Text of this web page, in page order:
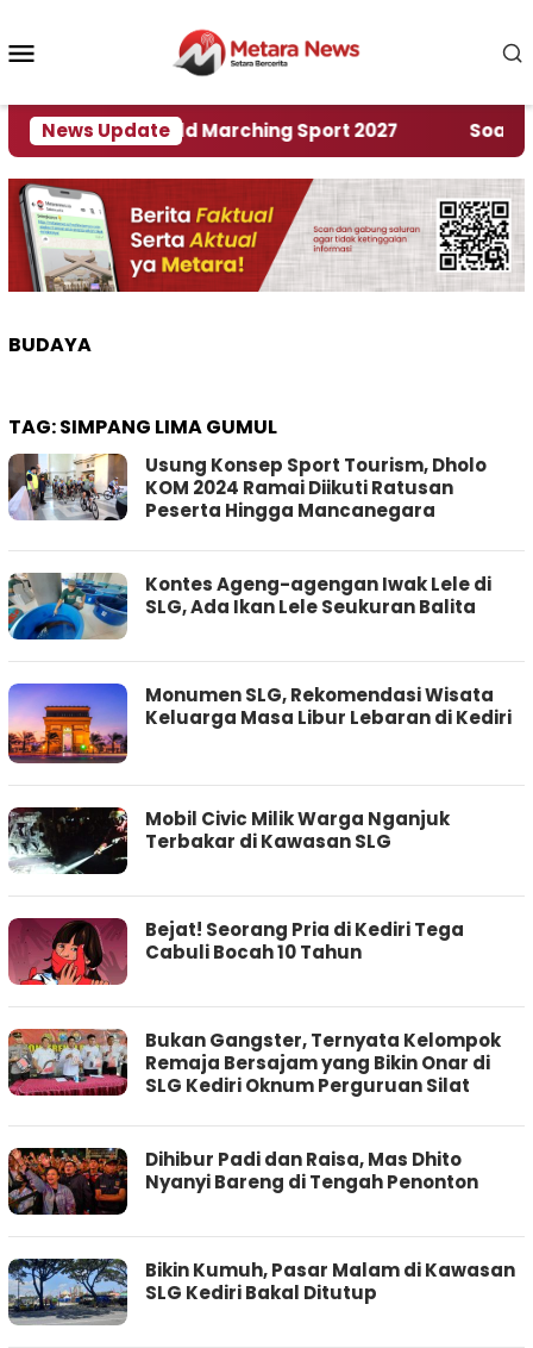
konten
News Update
World Marching Sport 2027 ‎Soal
BUDAYA
TAG:SIMPANG LIMA GUMUL
Usung Konsep Sport Tourism, Dholo
KOM 2024 Ramai Diikuti Ratusan
Peserta Hingga Mancanegara
Kontes Ageng-agengan Iwak Lele di
SLG, Ada Ikan Lele Seukuran Balita
Monumen SLG, Rekomendasi Wisata
Keluarga Masa Libur Lebaran di Kediri
Mobil Civic Milik Warga Nganjuk
Terbakar di Kawasan SLG
Bejat! Seorang Pria di Kediri Tega
Cabuli Bocah 10 Tahun
Bukan Gangster, Ternyata Kelompok
Remaja Bersajam yang Bikin Onar di
SLG Kediri Oknum Perguruan Silat
Dihibur Padi dan Raisa, Mas Dhito
Nyanyi Bareng di Tengah Penonton
Bikin Kumuh, Pasar Malam di Kawasan
SLG Kediri Bakal Ditutup